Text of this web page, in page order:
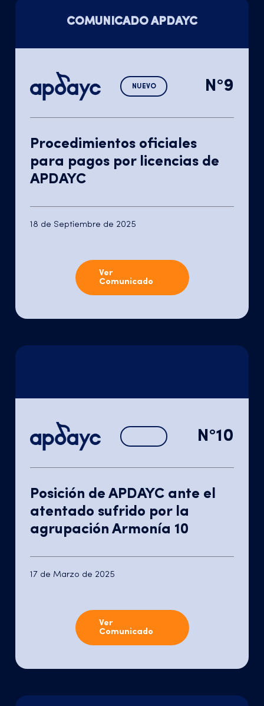
COMUNICADO APDAYC
NUEVO N°9
Procedimientos oficiales
para pagos por licencias de
APDAYC
18 de Septiembre de 2025
Ver
Comunicado
N°10
Posición de APDAYC ante el
atentado sufrido por la
agrupación Armonía 10
17 de Marzo de 2025
Ver
Comunicado